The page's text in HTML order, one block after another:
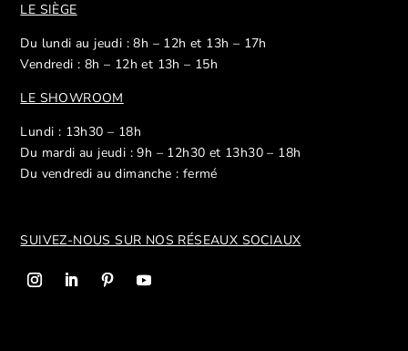
LE SIÈGE
Du lundi au jeudi : 8h – 12h et 13h – 17h
Vendredi : 8h – 12h et 13h – 15h
LE SHOWROOM
Lundi : 13h30 – 18h
Du mardi au jeudi : 9h – 12h30 et 13h30 – 18h
Du vendredi au dimanche : fermé
SUIVEZ-NOUS SUR NOS RÉSEAUX SOCIAUX